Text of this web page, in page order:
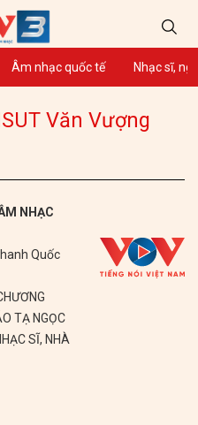
Âm nhạc quốc tế Nhạc sĩ,
Văn Vượng
NHẠC
Quốc
TẠ NGỌC
SĨ, NHÀ